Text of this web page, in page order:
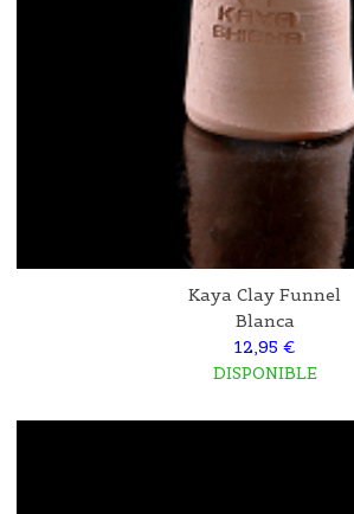
Kaya Clay Funnel
Blanca
12,95 €
DISPONIBLE